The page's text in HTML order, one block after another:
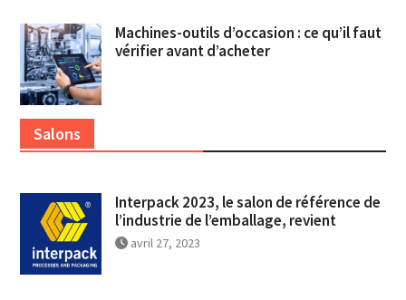
Machines-outils d’occasion : ce qu’il faut
vérifier avant d’acheter
Salons
Interpack 2023, le salon de référence de
l’industrie de l’emballage, revient
avril 27, 2023